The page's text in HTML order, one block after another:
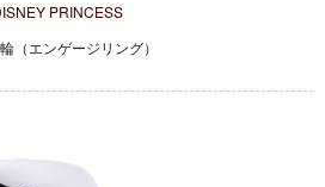
PRINCESS
（エンゲージリング）